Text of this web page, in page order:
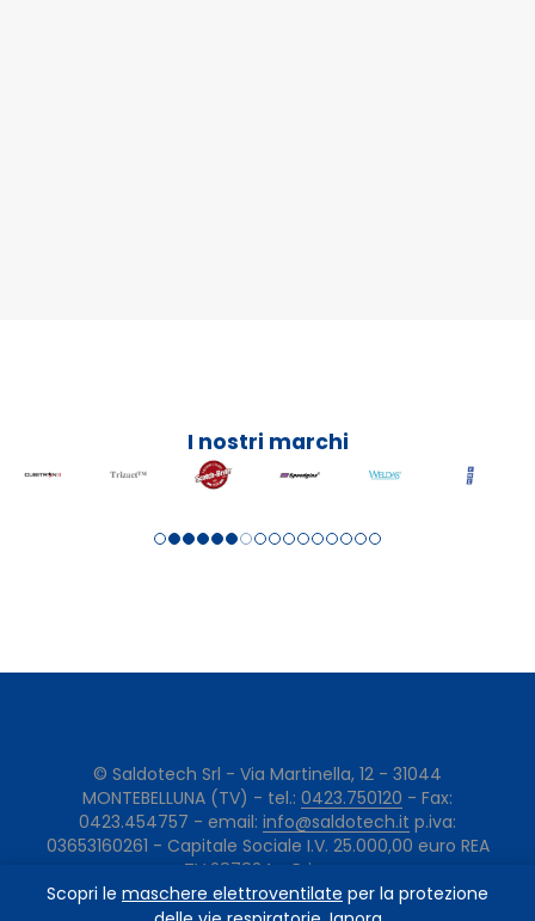
I nostri marchi
© Saldotech Srl - Via Martinella, 12 - 31044
MONTEBELLUNA (TV) - tel.: 0423.750120 - Fax:
0423.454757 - email: info@saldotech.it p.iva:
03653160261 - Capitale Sociale I.V. 25.000,00 euro REA
TV 287834 - Privacy
Scopri le maschere elettroventilate per la protezione